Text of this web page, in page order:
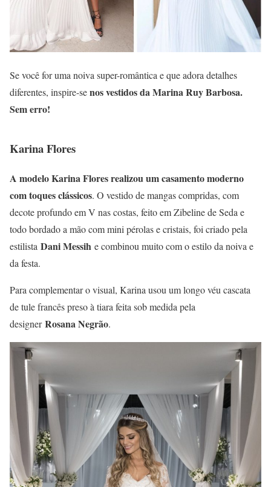
Se você for uma noiva super-romântica e que adora detalhes
diferentes, inspire-senos vestidos da Marina Ruy Barbosa.
Sem erro!
Karina Flores
A modelo Karina Flores realizou umcasamento moderno
com toques clássicos. O vestido de mangas compridas, com
decote profundo em V nas costas, feito em Zibeline de Seda e
todo bordado a mão com mini pérolas e cristais, foi criado pela
estilista Dani Messih e combinou muito com o estilo da noiva e
da festa.
Para complementar o visual, Karina usou um longo véu cascata
de tule francês preso à tiara feita sob medida pela
designerRosana Negrão.